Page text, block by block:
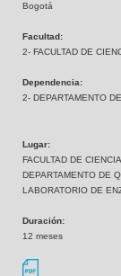
Bogotá
Facultad:
2- FACULTAD DE
Dependencia:
2- DEPARTAMENTO
Lugar:
FACULTAD DE
DEPARTAMENTO DE
LABORATORIO DE
Duración:
12 meses